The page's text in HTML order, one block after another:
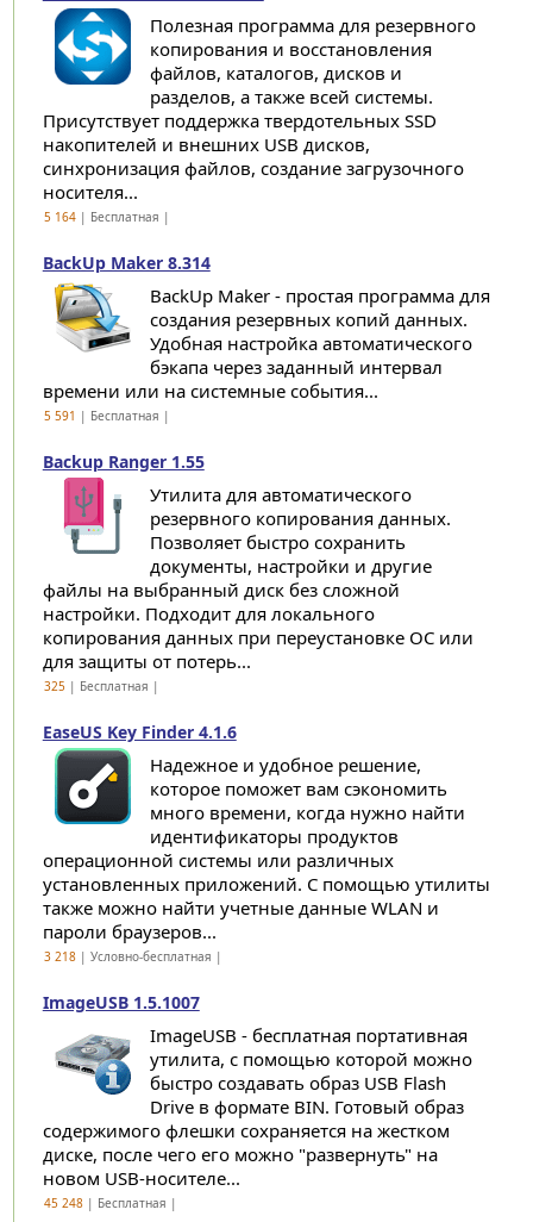
Полезная программа для резервного
копирования и восстановления
файлов, каталогов, дисков и
разделов, а также всей системы.
Присутствует поддержка твердотельных SSD
накопителей и внешних USB дисков,
синхронизация файлов, создание загрузочного
носителя...
5 164| Бесплатная |
BackUp Maker 8.314
BackUp Maker - простая программа для
создания резервных копий данных.
Удобная настройка автоматического
бэкапа через заданный интервал
времени или на системные события...
5 591 | Бесплатная |
Backup Ranger 1.55
Утилита для автоматического
резервного копирования данных.
Позволяет быстро сохранить
документы, настройки и другие
файлы на выбранный диск без сложной
настройки. Подходит для локального
копирования данных при переустановке ОС или
для защиты от потерь...
325| Бесплатная |
EaseUS Key Finder 4.1.6
Надежное и удобное решение,
которое поможет вам сэкономить
много времени, когда нужно найти
идентификаторы продуктов
операционной системы или различных
установленных приложений. С помощью утилиты
также можно найти учетные данные WLAN и
пароли браузеров...
3 218| Условно-бесплатная |
ImageUSB 1.5.1007
ImageUSB - бесплатная портативная
утилита, с помощью которой можно
быстро создавать образ USB Flash
Drive в формате BIN. Готовый образ
содержимого флешки сохраняется на жестком
диске, после чего его можно "развернуть" на
новом USB-носителе...
45 248| Бесплатная |